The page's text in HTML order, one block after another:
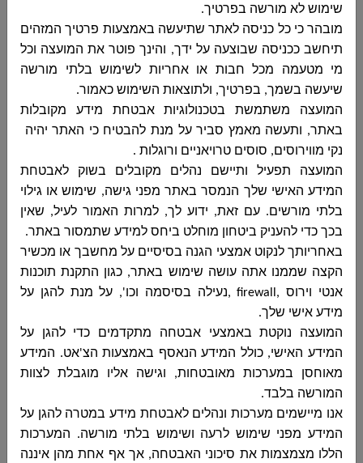
וחידוש מבנה מתנס...
הודעה על עדכון והארכה נוספת - חוזרת למועד
הגשה מכרז מס 09.2025 לביצוע עבודות שיפוצים
– חידוש מבנה בית ספר תיכון דיר אל אסד
مجلس دير الاسد المحلي
הודעה על עדכון והארכה נוספת - חוזרת למועד
הגשה מכרז מס 09.2025 לביצוע עבודות שיפוצים
– חידוש מבנה בית ספר תיכון דיר אל אסד...
פרסום חוזר, מכרז 09-2025 לביצוע עבודות
שיפוצים –חידוש מבנה בית ספר תיכון דיר אל אסד
مجلس دير الاسد المحلي
פרסום חוזר, מכרז 09-2025 לביצוע עבודות
שיפוצים –חידוש מבנה בית ספר תיכון דיר אל
אסד...
שימוש לא מורשה בפרטיך.
מובהר כי כל כניסה לאתר שתיעשה באמצעות פרטיך המזהים
תיחשב ככניסה שבוצעה על ידך, והינך פוטר את המועצה וכל
מי מטעמה מכל חבות או אחריות לשימוש בלתי מורשה
שיעשה בשמך, בפרטיך, ולתוצאות השימוש כאמור.
המועצה משתמשת בטכנולוגיות אבטחת מידע מקובלות
באתר, ותעשה מאמץ סביר על מנת להבטיח כי האתר יהיה
נקי מווירוסים, סוסים טרויאניים ורוגלות .
המועצה תפעיל ותיישם נהלים מקובלים בשוק לאבטחת
המידע האישי שלך הנמסר באתר מפני גישה, שימוש או גילוי
בלתי מורשים. עם זאת, ידוע לך, למרות האמור לעיל, שאין
בכך כדי להעניק ביטחון מוחלט ביחס למידע שתמסור באתר.
באחריותך לנקוט אמצעי הגנה בסיסיים על מחשבך או מכשיר
הקצה שממנו אתה עושה שימוש באתר, כגון התקנת תוכנות
אנטי וירוס, firewall,נעילה בסיסמה וכו', על מנת להגן על
מידע אישי שלך.
המועצה נוקטת באמצעי אבטחה מתקדמים כדי להגן על
המידע האישי, כולל המידע הנאסף באמצעות הצ'אט. המידע
מאוחסן במערכות מאובטחות, וגישה אליו מוגבלת לצוות
המורשה בלבד.
אנו מיישמים מערכות ונהלים לאבטחת מידע במטרה להגן על
המידע מפני שימוש לרעה ושימוש בלתי מורשה. המערכות
הללו מצמצמות את סיכוני האבטחה, אך אף אחת מהן איננה